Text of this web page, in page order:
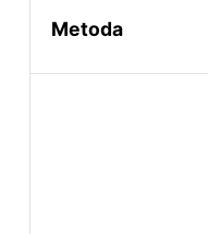
Metoda